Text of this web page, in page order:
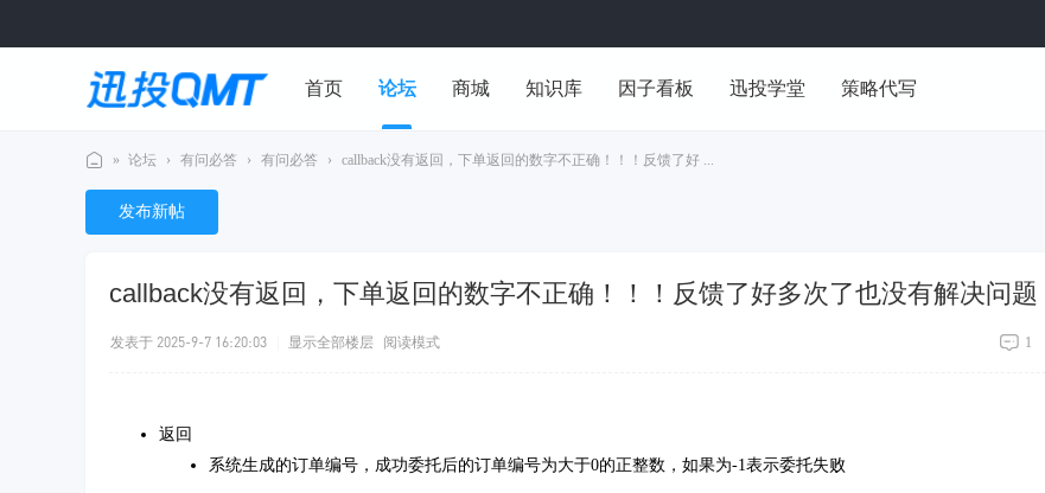
首页 论坛 商城 知识库 因子看板 迅投学堂 策略代写
用户中心
迅
投
» 论坛 › 有问必答 › 有问必答 › callback没有返回，下单返回的数字不正确！！！反馈了好 ...
发布新帖
callback没有返回，下单返回的数字不正确！！！反馈了好多次了也没有解决问题
1
发表于 2025-9-7 16:20:03 显示全部楼层 阅读模式
返回
系统生成的订单编号，成功委托后的订单编号为大于0的正整数，如果为-1表示委托失败